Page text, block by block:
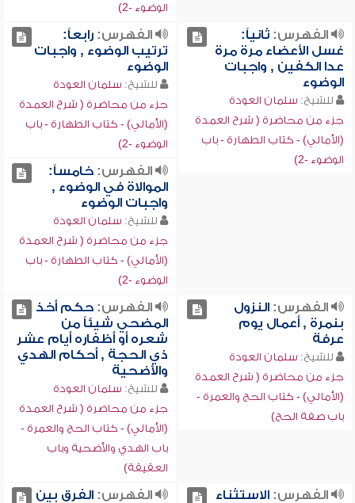
الوضوء -2)
الفهرس:ثانياً:
غسل الأعضاء مرة مرة
عدا الكفين , واجبات
الوضوء
للشيخ: سلمان العودة
جزء من محاضرة ( شرح العمدة
(الأمالي) - كتاب الطهارة - باب
الوضوء -2)
الفهرس:رابعاً:
ترتيب الوضوء , واجبات
الوضوء
للشيخ: سلمان العودة
جزء من محاضرة ( شرح العمدة
(الأمالي) - كتاب الطهارة - باب
الوضوء -2)
الفهرس:خامساً:
الموالاة في الوضوء ,
واجبات الوضوء
للشيخ: سلمان العودة
جزء من محاضرة ( شرح العمدة
(الأمالي) - كتاب الطهارة - باب
الوضوء -2)
الفهرس:النزول
بنمرة , أعمال يوم
عرفة
للشيخ: سلمان العودة
جزء من محاضرة ( شرح العمدة
(الأمالي) - كتاب الحج والعمرة -
باب صفة الحج)
الفهرس:حكم أخذ
المضحي شيئاً من
شعره أو أظفاره أيام عشر
ذي الحجة , أحكام الهدي
والأضحية
للشيخ: سلمان العودة
جزء من محاضرة ( شرح العمدة
(الأمالي) - كتاب الحج والعمرة -
باب الهدي والأضحية وباب
العقيقة)
الفهرس:الاستثناء
الفهرس:الفرق بين